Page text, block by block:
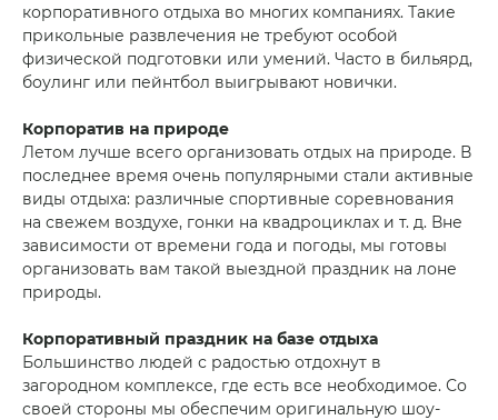
корпоративного отдыха во многих компаниях. Такие
прикольные развлечения не требуют особой
физической подготовки или умений. Часто в бильярд,
боулинг или пейнтбол выигрывают новички.
Корпоратив на природе
Летом лучше всего организовать отдых на природе. В
последнее время очень популярными стали активные
виды отдыха: различные спортивные соревнования
на свежем воздухе, гонки на квадроциклах и т. д. Вне
зависимости от времени года и погоды, мы готовы
организовать вам такой выездной праздник на лоне
природы.
Корпоративный праздник на базе отдыха
Большинство людей с радостью отдохнут в
загородном комплексе, где есть все необходимое. Со
своей стороны мы обеспечим оригинальную шоу-